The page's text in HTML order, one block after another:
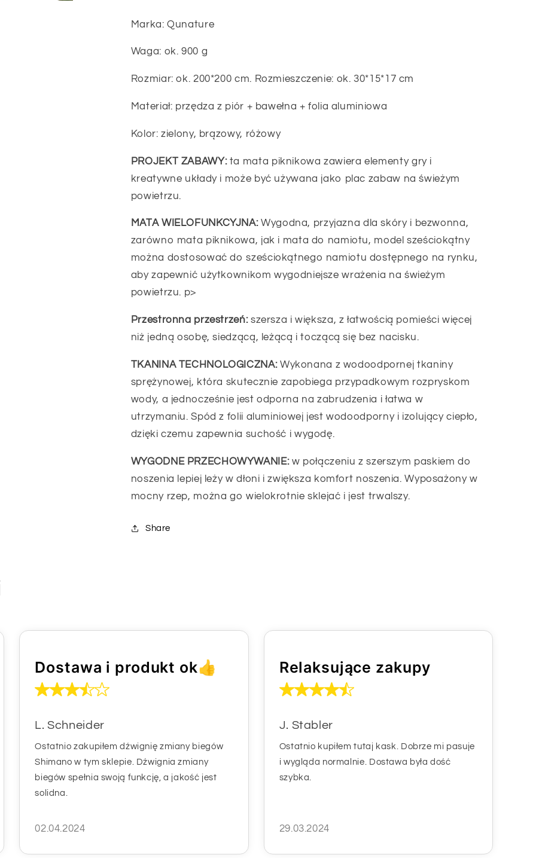
piknikowa
zewnątrz
Wodoodporna
piknikowa
Wodoodporna
Marka: Qunature
Waga: ok. 900 g
Rozmiar: ok. 200*200 cm. Rozmieszczenie: ok. 30*15*17 cm
Materiał: przędza z piór + bawełna + folia aluminiowa
Kolor: zielony, brązowy, różowy
PROJEKT ZABAWY: ta mata piknikowa zawiera elementy gry i
kreatywne układy i może być używana jako plac zabaw na świeżym
powietrzu.
MATA WIELOFUNKCYJNA: Wygodna, przyjazna dla skóry i bezwonna,
zarówno mata piknikowa, jak i mata do namiotu, model sześciokątny
można dostosować do sześciokątnego namiotu dostępnego na rynku,
aby zapewnić użytkownikom wygodniejsze wrażenia na świeżym
powietrzu. p>
Przestronna przestrzeń: szersza i większa, z łatwością pomieści więcej
niż jedną osobę, siedzącą, leżącą i toczącą się bez nacisku.
TKANINA TECHNOLOGICZNA: Wykonana z wodoodpornej tkaniny
sprężynowej, która skutecznie zapobiega przypadkowym rozpryskom
wody, a jednocześnie jest odporna na zabrudzenia i łatwa w
utrzymaniu. Spód z folii aluminiowej jest wodoodporny i izolujący ciepło,
dzięki czemu zapewnia suchość i wygodę.
WYGODNE PRZECHOWYWANIE: w połączeniu z szerszym paskiem do
noszenia lepiej leży w dłoni i zwiększa komfort noszenia. Wyposażony w
mocny rzep, można go wielokrotnie sklejać i jest trwalszy.
Share
Dostawa i produkt ok👍
L. Schneider
Ostatnio zakupiłem dźwignię zmiany biegów
Shimano w tym sklepie. Dźwignia zmiany
biegów spełnia swoją funkcję, a jakość jest
solidna.
02.04.2024
Relaksujące zakupy
J. Stabler
Ostatnio kupiłem tutaj kask. Dobrze mi pasuje
i wygląda normalnie. Dostawa była dość
szybka.
29.03.2024